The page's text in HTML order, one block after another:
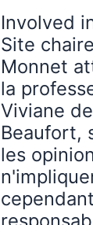
Involved
Site
Monnet
la
Viviane de
Beaufort,
les